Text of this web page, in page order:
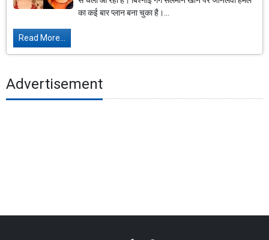
का कई बार प्लान बना चुका है।...
Read More...
Advertisement